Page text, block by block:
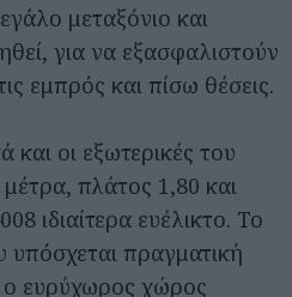
μεταξόνιο και
για να εξασφαλιστούν
εμπρός και πίσω θέσεις.
και οι εξωτερικές του
πλάτος 1,80 και
ιδιαίτερα ευέλικτο. Το
υπόσχεται πραγματική
ο ευρύχωρος χώρος